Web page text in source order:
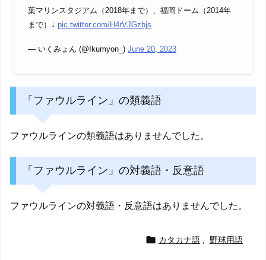
葉マリンスタジアム（2018年まで）、福岡ドーム（2014年
まで）↓ pic.twitter.com/H4rVJGzbjs
— いくみょん (@Ikumyon_) June 20, 2023
「ファウルライン」の類義語
ファウルラインの類義語はありませんでした。
「ファウルライン」の対義語・反意語
ファウルラインの対義語・反意語はありませんでした。
 カタカナ語 野球用語